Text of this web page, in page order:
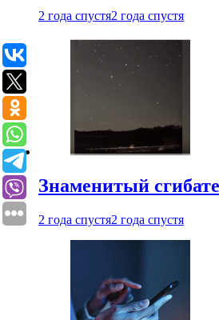
2 года спустя2 года спустя
Знаменитый
2 года спустя2 года спустя